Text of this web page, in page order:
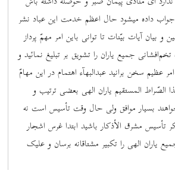
جواب داده میشود حال اعظم خدمت این عباد نشر
بیان آیات بیّنات تا توانی باین امر مهمّ پرداز
جمیع یاران را تشویق بر تبلیغ نمائید و
عظیم سخن برانید عبدالبهآء اهتمام در این مهامّ
الصّراط المستقیم یاران الهی بعضی ترتیب و
بسیار موافق ولی حال وقت تأسیس است نه
تأسیس مشرق‌ الأذکار باشید ابتدا غرس اشجار
یاران الهی را تکبیر مشتاقانه برسان و علیک